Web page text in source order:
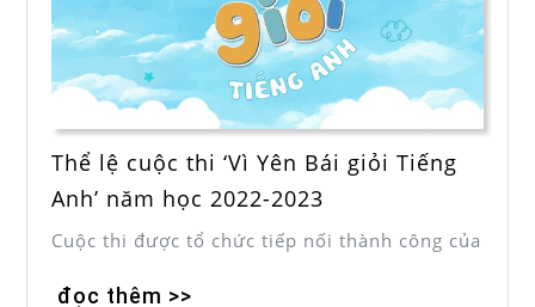
Thể lệ cuộc thi ‘Vì Yên Bái giỏi Tiếng
Anh’ năm học 2022-2023
Cuộc thi được tổ chức tiếp nối thành công của
đọc thêm >>